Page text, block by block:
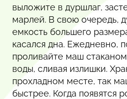
выложите в дуршлаг,
марлей. В свою очередь,
емкость большего
касался дна. Ежедневно,
проливайте маш
воды, сливая излишки.
прохладном месте, так
быстрее. Когда появятся